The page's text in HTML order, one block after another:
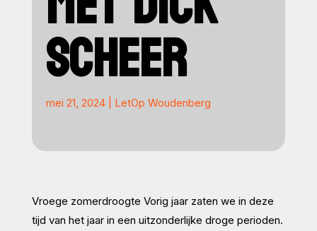
SCHEER
mei 21, 2024| LetOp Woudenberg
Vroege zomerdroogte Vorig jaar zaten we in deze
tijd van het jaar in een uitzonderlijke droge perioden.